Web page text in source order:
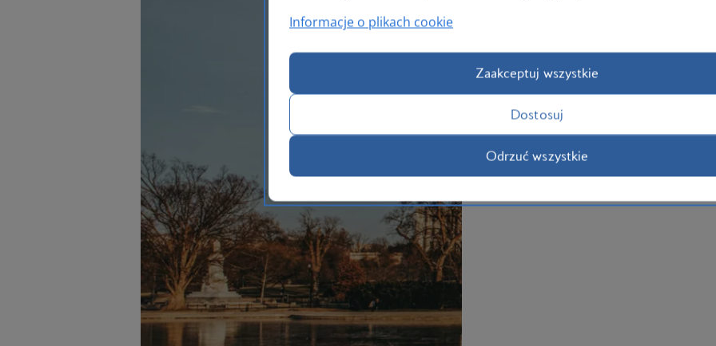
Informacje o plikach cookie
Zaakceptuj wszystkie
Dostosuj
Odrzuć wszystkie